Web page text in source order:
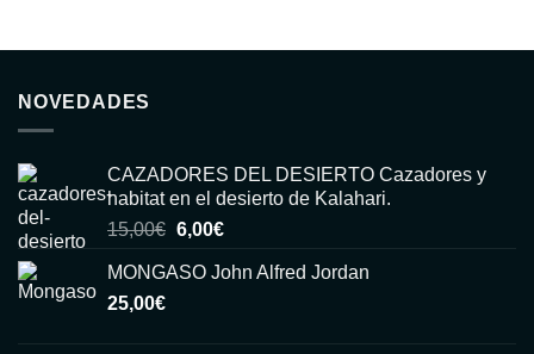
NOVEDADES
CAZADORES DEL DESIERTO Cazadores y
habitat en el desierto de Kalahari.
15,00€ El
original
6,00€El
actual
MONGASO John Alfred Jordan
25,00€